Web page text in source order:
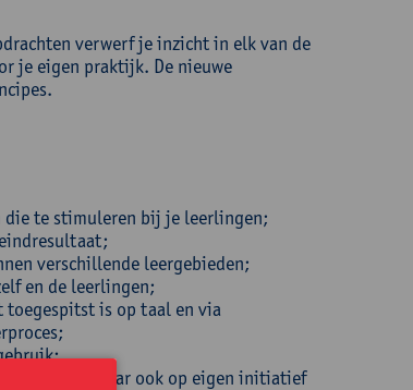
verwerf je inzicht in elk van de
je eigen praktijk. De nieuwe
die te stimuleren bij je leerlingen;
verschillende leergebieden;
en de leerlingen;
toegespitst is op taal en via
je hen om daar ook op eigen initiatief